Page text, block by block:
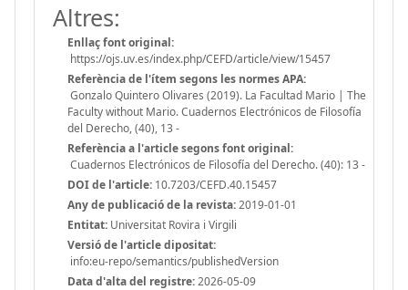
Altres:
Enllaç font original:
https://ojs.uv.es/index.php/CEFD/article/view/15457
Referència de l'ítem segons les normes APA:
Gonzalo Quintero Olivares (2019). La Facultad Mario | The
Faculty without Mario. Cuadernos Electrónicos de Filosofía
del Derecho, (40), 13 -
Referència a l'article segons font original:
Cuadernos Electrónicos de Filosofía del Derecho. (40): 13 -
DOI de l'article: 10.7203/CEFD.40.15457
Any de publicació de la revista:2019-01-01
Entitat: Universitat Rovira i Virgili
Versió de l'article dipositat:
info:eu-repo/semantics/publishedVersion
Data d'alta del registre:2026-05-09